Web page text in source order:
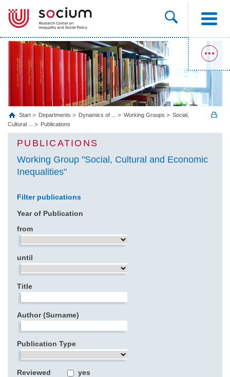
Start Departments Dynamics of ... Working Groups
Social,
Cultural ...
Publications
PUBLICATIONS
Working Group "Social, Cultural and Economic
Inequalities"
Filter publications
Year of Publication
from
until
Title
Author (Surname)
Publication Type
Reviewed
yes